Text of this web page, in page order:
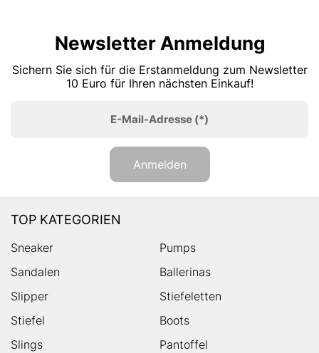
Newsletter Anmeldung
Sichern Sie sich für die Erstanmeldung zum Newsletter
10 Euro für Ihren nächsten Einkauf!
E-Mail-Adresse (*)
Anmelden
TOP KATEGORIEN
Sneaker
Pumps
Sandalen
Ballerinas
Slipper
Stiefeletten
Stiefel
Boots
Slings
Pantoffel